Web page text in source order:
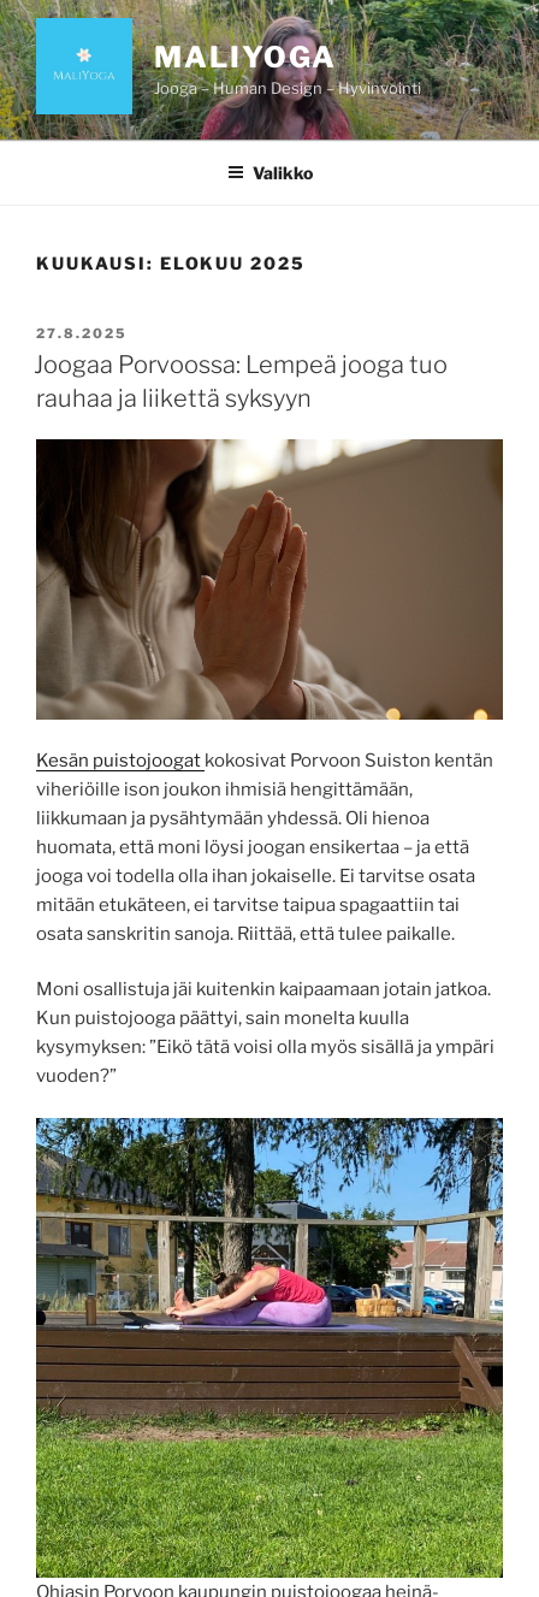
Siirry
sisältöön
MALIYOGA
Jooga – Human Design – Hyvinvointi
Valikko
KUUKAUSI: ELOKUU 2025
JULKAISTU
27.8.2025
Joogaa Porvoossa: Lempeä jooga tuo
rauhaa ja liikettä syksyyn
Kesän puistojoogat kokosivat Porvoon Suiston kentän
viheriöille ison joukon ihmisiä hengittämään,
liikkumaan ja pysähtymään yhdessä. Oli hienoa
huomata, että moni löysi joogan ensikertaa – ja että
jooga voi todella olla ihan jokaiselle. Ei tarvitse osata
mitään etukäteen, ei tarvitse taipua spagaattiin tai
osata sanskritin sanoja. Riittää, että tulee paikalle.
Moni osallistuja jäi kuitenkin kaipaamaan jotain jatkoa.
Kun puistojooga päättyi, sain monelta kuulla
kysymyksen: ”Eikö tätä voisi olla myös sisällä ja ympäri
vuoden?”
Ohjasin Porvoon kaupungin puistojoogaa heinä-